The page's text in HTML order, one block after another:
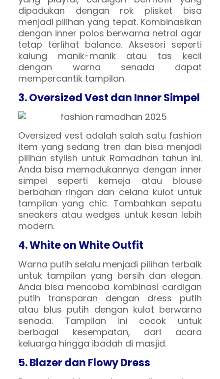
dipadukan dengan rok plisket bisa
menjadi pilihan yang tepat. Kombinasikan
dengan inner polos berwarna netral agar
tetap terlihat balance. Aksesori seperti
kalung manik-manik atau tas kecil
dengan warna senada dapat
mempercantik tampilan.
3. Oversized Vest dan Inner Simpel
Oversized vest adalah salah satu fashion
item yang sedang tren dan bisa menjadi
pilihan stylish untuk Ramadhan tahun ini.
Anda bisa memadukannya dengan inner
simpel seperti kemeja atau blouse
berbahan ringan dan celana kulot untuk
tampilan yang chic. Tambahkan sepatu
sneakers atau wedges untuk kesan lebih
modern.
4. White on White Outfit
Warna putih selalu menjadi pilihan terbaik
untuk tampilan yang bersih dan elegan.
Anda bisa mencoba kombinasi cardigan
putih transparan dengan dress putih
atau blus putih dengan kulot berwarna
senada. Tampilan ini cocok untuk
berbagai kesempatan, dari acara
keluarga hingga ibadah di masjid.
5. Blazer dan Flowy Dress